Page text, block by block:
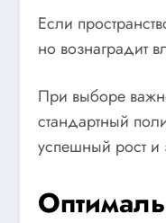
Если
но вознаградит
При выборе
стандартный
успешный рост и